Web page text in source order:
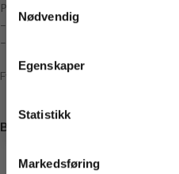
Nødvendig
Egenskaper
Statistikk
Markedsføring
Pakken inneholder:
– Mønster (Mønsteret kommer på
– Garn
Fyllvatt følger ikke med.
Brand
Email